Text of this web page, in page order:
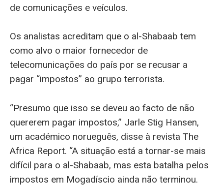
de comunicações e veículos.
Os analistas acreditam que o al-Shabaab tem
como alvo o maior fornecedor de
telecomunicações do país por se recusar a
pagar “impostos” ao grupo terrorista.
“Presumo que isso se deveu ao facto de não
quererem pagar impostos,” Jarle Stig Hansen,
um académico norueguês, disse à revista The
Africa Report. “A situação está a tornar-se mais
difícil para o al-Shabaab, mas esta batalha pelos
impostos em Mogadíscio ainda não terminou.